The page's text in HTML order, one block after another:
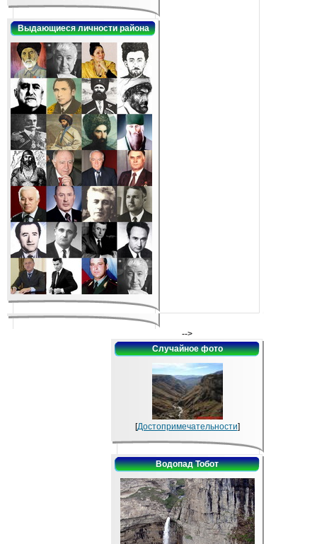
Выдающиеся личности района
-->
Случайное фото
[Достопримечательности]
Водопад Тобот